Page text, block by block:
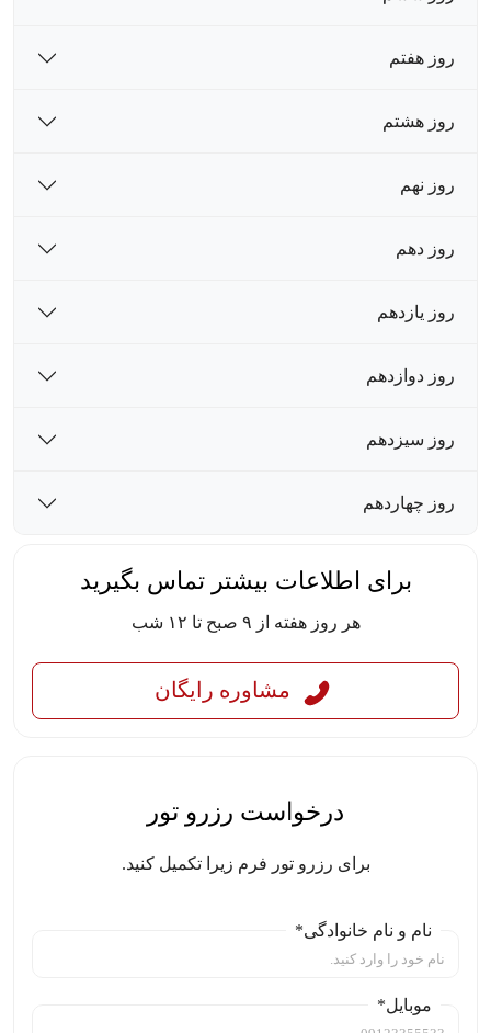
روز هفتم
روز هشتم
روز نهم
روز دهم
روز یازدهم
روز دوازدهم
روز سیزدهم
روز چهاردهم
برای اطلاعات بیشتر تماس بگیرید
هر روز هفته از ۹ صبح تا ۱۲ شب
مشاوره رایگان
درخواست رزرو تور
برای رزرو تور فرم زیرا تکمیل کنید.
نام و نام خانوادگی*
موبایل*